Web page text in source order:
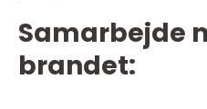
Samarbejde
brandet: